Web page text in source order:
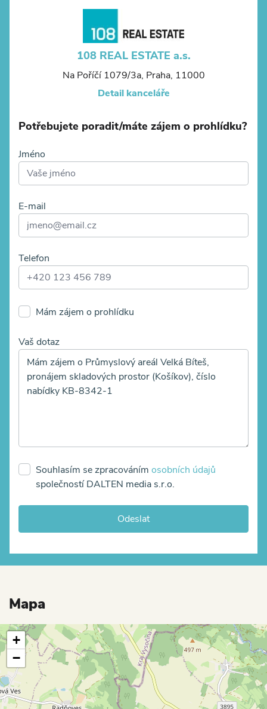
108 REAL ESTATE a.s.
Na Poříčí 1079/3a, Praha, 11000
Detail kanceláře
Potřebujete poradit/máte zájem o prohlídku?
Jméno
E-mail
Telefon
Mám zájem o prohlídku
Vaš dotaz
Souhlasím se zpracováním osobních údajů
společností DALTEN media s.r.o.
Odeslat
Mapa
+
−